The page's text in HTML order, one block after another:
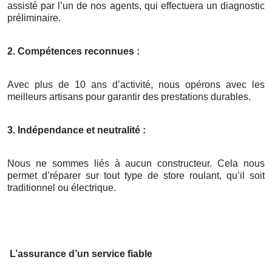
assisté par l’un de nos agents, qui effectuera un diagnostic
préliminaire.
2. Compétences reconnues :
Avec plus de 10 ans d’activité, nous opérons avec les
meilleurs artisans pour garantir des prestations durables.
3. Indépendance et neutralité :
Nous ne sommes liés à aucun constructeur. Cela nous
permet d’réparer sur tout type de store roulant, qu’il soit
traditionnel ou électrique.
L’assurance d’un service fiable